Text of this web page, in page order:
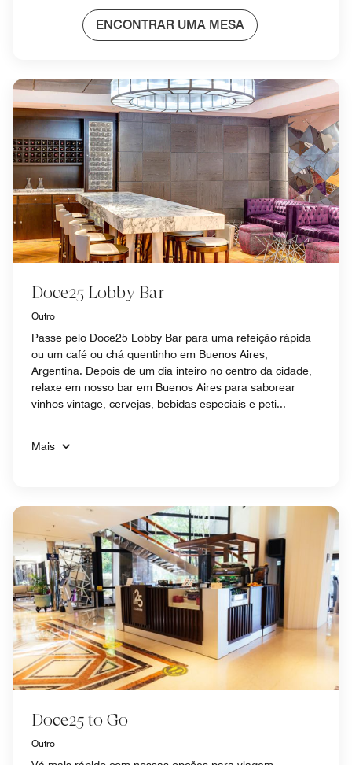
ENCONTRAR UMA MESA
Doce25 Lobby Bar
Outro
Passe pelo Doce25 Lobby Bar para uma refeição rápida
ou um café ou chá quentinho em Buenos Aires,
Argentina. Depois de um dia inteiro no centro da cidade,
relaxe em nosso bar em Buenos Aires para saborear
vinhos vintage, cervejas, bebidas especiais e peti...
Mais
Doce25 to Go
Outro